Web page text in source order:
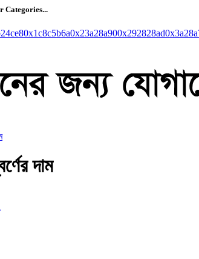
Categories...
0x1c8c5b6a0x23a28a900x292828ad
দাম